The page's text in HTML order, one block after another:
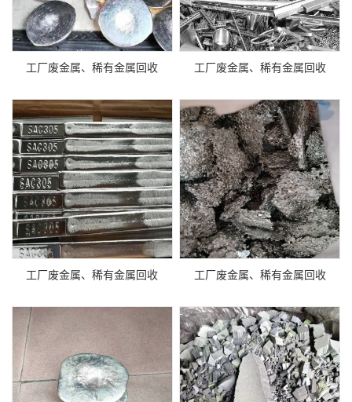
工厂废金属、稀有金属回收 工厂废金属、稀有金属回收
工厂废金属、稀有金属回收 工厂废金属、稀有金属回收